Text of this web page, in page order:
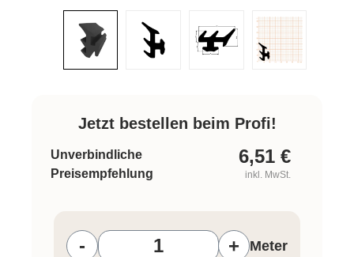
Jetzt bestellen beim Profi!
Unverbindliche
Preisempfehlung
6,51 €
inkl. MwSt.
- + Meter